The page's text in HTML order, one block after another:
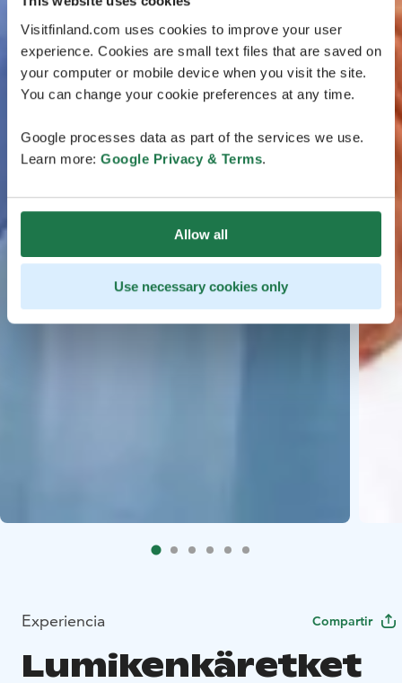
Visitfinland.com uses cookies to improve your user
experience. Cookies are small text files that are saved on
your computer or mobile device when you visit the site.
You can change your cookie preferences at any time.
Google processes data as part of the services we use.
Learn more: Google Privacy & Terms.
Allow all
Use necessary cookies only
Experiencia Compartir
Lumikenkäretket